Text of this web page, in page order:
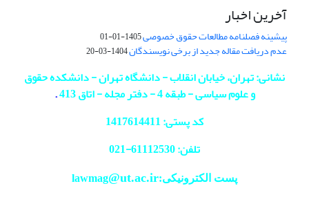
آخرین اخبار
پیشینه فصلنامه مطالعات حقوق خصوصی1405-01-01
عدم دریافت مقاله جدید از برخی نویسندگان1404-03-20
نشانی: تهران، خیابان انقلاب - دانشگاه تهران - دانشکده حقوق
و علوم سیاسی - طبقه 4 - دفتر مجله - اتاق 413
.
کد پستی: 1417614411
تلفن: 61112530-
021
پست الکترونیکی:lawmag@ut.ac.ir